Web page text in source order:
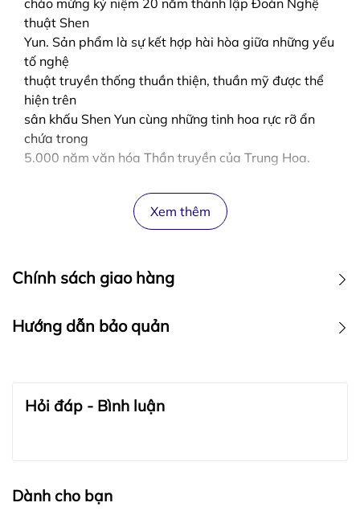
chào mừng kỷ niệm 20 năm thành lập Đoàn Nghệ
thuật Shen
Yun. Sản phẩm là sự kết hợp hài hòa giữa những yếu
tố nghệ
thuật truyền thống thuần thiện, thuần mỹ được thể
hiện trên
sân khấu Shen Yun cùng những tinh hoa rực rỡ ẩn
chứa trong
5.000 năm văn hóa Thần truyền của Trung Hoa.
Xem thêm
Chính sách giao hàng
Hướng dẫn bảo quản
Hỏi đáp - Bình luận
Dành cho bạn